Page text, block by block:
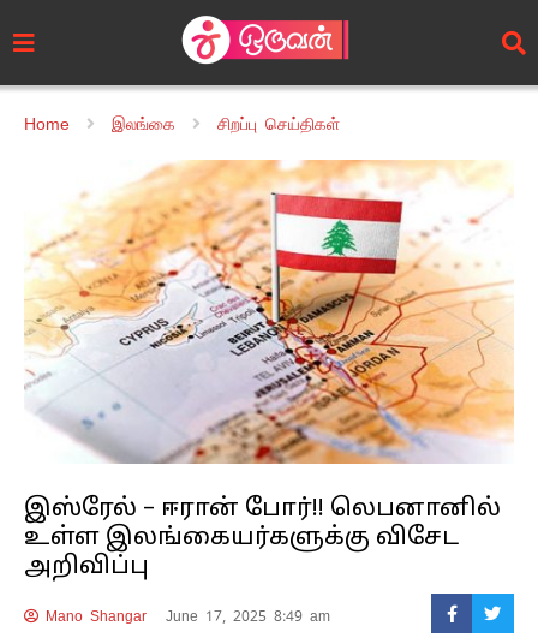
Home இலங்கை சிறப்பு செய்திகள்
இஸ்ரேல் – ஈரான் போர்!! லெபனானில்
உள்ள இலங்கையர்களுக்கு விசேட
அறிவிப்பு
Mano Shangar June 17, 2025 8:49 am